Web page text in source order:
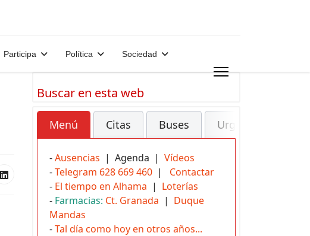
Participa Política Sociedad
Buscar en esta web
Menú Citas Buses Urgencias
-Ausencias | Agenda | Vídeos
-Telegram 628 669 460 | Contactar
- El tiempo en Alhama | Loterías
- Farmacias: Ct. Granada | Duque
Mandas
-Tal día como hoy en otros años...